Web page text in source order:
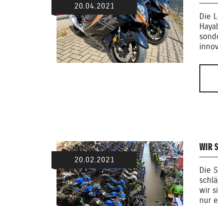
20.04.2021
Die
20.02.2021
WIR
Die
wir
nur